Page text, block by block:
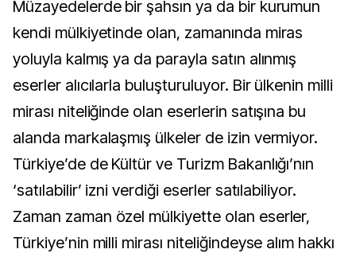
Müzayedelerde bir şahsın ya da bir kurumun
kendi mülkiyetinde olan, zamanında miras
yoluyla kalmış ya da parayla satın alınmış
eserler alıcılarla buluşturuluyor. Bir ülkenin milli
mirası niteliğinde olan eserlerin satışına bu
alanda markalaşmış ülkeler de izin vermiyor.
Türkiye’de de Kültür ve Turizm Bakanlığı’nın
‘satılabilir’ izni verdiği eserler satılabiliyor.
Zaman zaman özel mülkiyette olan eserler,
Türkiye’nin milli mirası niteliğindeyse alım hakkı